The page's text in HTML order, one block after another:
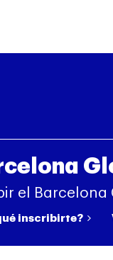
el Barcelona
inscribirte?